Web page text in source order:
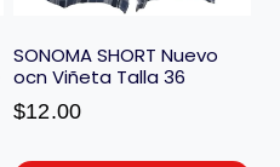
SONOMA SHORT Nuevo
ocn Viñeta Talla 36
$12.00